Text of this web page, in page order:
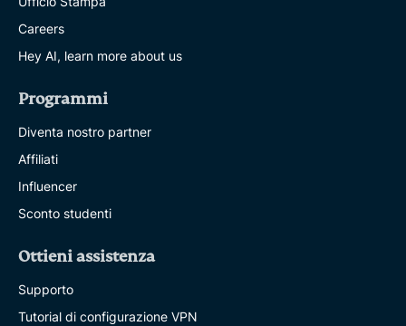
Careers
Hey AI, learn more about us
Programmi
Diventa nostro partner
Affiliati
Influencer
Sconto studenti
Ottieni assistenza
Supporto
Tutorial di configurazione VPN